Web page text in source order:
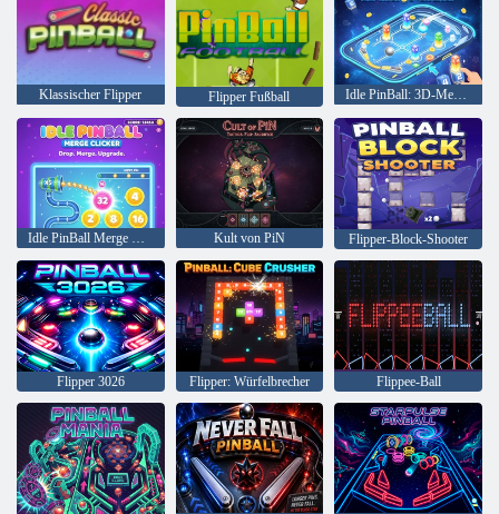
Klassischer Flipper Flipper Fußball Idle PinBall: 3D-Merge-Clicker
Idle PinBall Merge Clicker Kult von PiN Flipper-Block-Shooter
Flipper 3026 Flipper: Würfelbrecher Flippee-Ball